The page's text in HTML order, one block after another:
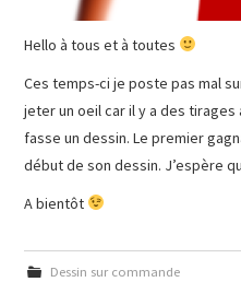
Hello à tous et à toutes
Ces temps-ci je poste pas mal
jeter un oeil car il y a des
fasse un dessin. Le premier
début de son dessin. J’espère
A bientôt
Dessin sur commande